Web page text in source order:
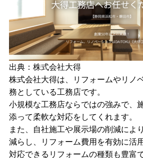
出典： 株式会社大得
株式会社大得は、リフォームやリノ
務としている工務店です。
小規模な工務店ならではの強みで、
添って柔軟な対応をしてくれます。
また、自社施工や展示場の削減によ
減らし、リフォーム費用を有効に活
対応できるリフォームの種類も豊富